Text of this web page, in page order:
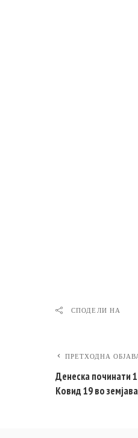
СПОДЕЛИ НА
ПРЕТХОДНА
Денеска починати
Ковид 19 во земјава